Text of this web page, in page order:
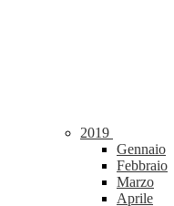
2019
Gennaio
Febbraio
Marzo
Aprile